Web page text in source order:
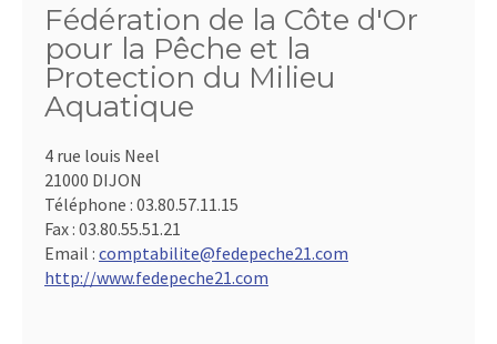
Fédération de la Côte d'Or
pour la Pêche et la
Protection du Milieu
Aquatique
4 rue louis Neel
21000 DIJON
Téléphone : 03.80.57.11.15
Fax : 03.80.55.51.21
Email : comptabilite@fedepeche21.com
http://www.fedepeche21.com